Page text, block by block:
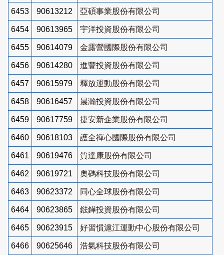
6453 90613212 亞碩事業股份有限公司
6454 90613965 宇洋投資股份有限公司
6455 90614079 金露營國際股份有限公司
6456 90614280 進豐投資股份有限公司
6457 90615979 釋放運動股份有限公司
6458 90616457 晨瀚投資股份有限公司
6459 90617759 捷安新企業股份有限公司
6460 90618103 護全禪心國際股份有限公司
6461 90619476 質達康股份有限公司
6462 90619721 奧碼科技股份有限公司
6463 90623372 同心全球股份有限公司
6464 90623865 鍅鏵投資股份有限公司
6465 90623915 好習慣滬江運動中心股份有限公司
6466 90625646 浩氣科技股份有限公司